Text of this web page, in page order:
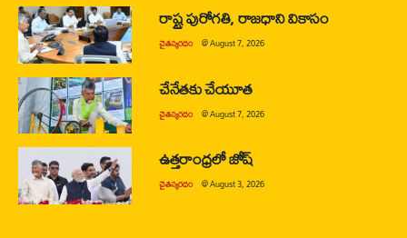
రాష్ట్ర పురోగతి, రాజధాని వికాసం
చైతన్యరధం @August 7, 2026
చేనేతకు చేయూత
చైతన్యరధం @August 7, 2026
ఉత్తరాంధ్రలో జోష్
చైతన్యరధం @August 3, 2026